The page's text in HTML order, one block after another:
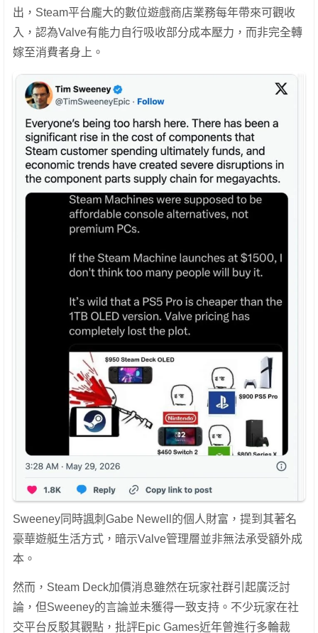
出，Steam平台龐大的數位遊戲商店業務每年帶來可觀收
入，認為Valve有能力自行吸收部分成本壓力，而非完全轉
嫁至消費者身上。
Sweeney同時諷刺Gabe Newell的個人財富，提到其著名
豪華遊艇生活方式，暗示Valve管理層並非無法承受額外成
本。
然而，Steam Deck加價消息雖然在玩家社群引起廣泛討
論，但Sweeney的言論並未獲得一致支持。不少玩家在社
交平台反駁其觀點，批評Epic Games近年曾進行多輪裁